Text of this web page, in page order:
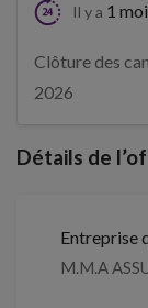
Il y a 1
Clôture des
2026
Détails de
Entreprise
M.M.A